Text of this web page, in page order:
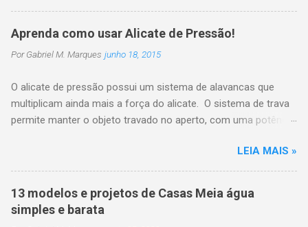
tem um terreno quadrado ou retangular e nesse caso o
projeto da casa só precisa seguir o formato do terreno que já
está esquadrejado, mas quando o terreno é desnivelado ou
tem medidas irregulares, então é necessário ter um pouco
ferramenta empregada nesta operação é o esquadro para
verificar o ângulo reto , porém limita-se aos vãos pequenos. O
esquadro deve ficar tangenciando as linhas sem as tocá-las,
ângulo reto, conforme mostra a figura. Passo a passo de
como esquadrejar uma casa: 1 - Escolha um canto da casa
como ponto de partida e marque-o com uma estaca ...
Aprenda como usar Alicate de Pressão!
PorGabriel M. Marques junho 18, 2015
O alicate de pressão possui um sistema de alavancas que
multiplicam ainda mais a força do alicate. O sistema de trava
permite manter o objeto travado no aperto, com uma potência
alicate de pressão 1- Coloque o parafuso ou qualquer outro
objeto que queira segurar firme dentro da boca do alicate; 2-
Com a outra mão faça força e feche o alicate e veja se ele
segurou ficou firme. Se não ficou firme, regule a pressão
girando o parafuso na parte traseira do alicate. ATENÇÃO : A
LEIA MAIS »
13 modelos e projetos de Casas Meia água
simples e barata